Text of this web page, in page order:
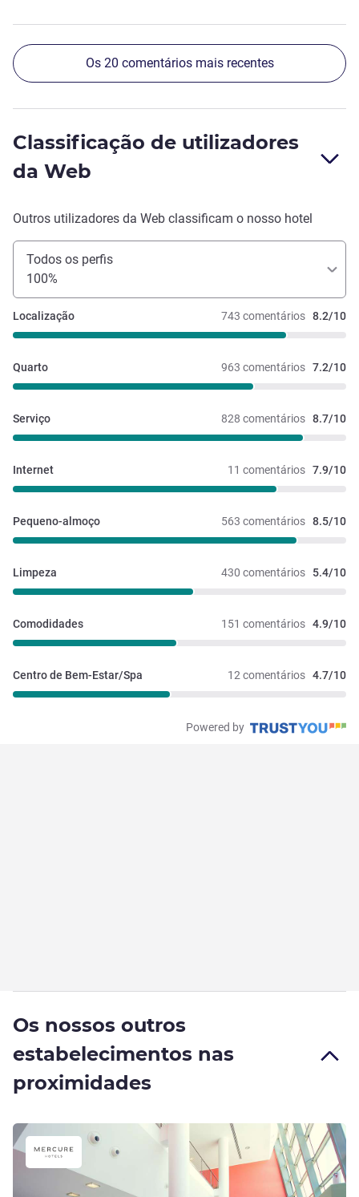
inconveniente, nota 10 para a hospedagem.
Os 20 comentários mais recentes
Classificação de utilizadores
da Web
Outros utilizadores da Web classificam o nosso hotel
Todos os perfis
100%
743 comentários 8.2/10
Localização
963 comentários 7.2/10
Quarto
828 comentários 8.7/10
Serviço
11 comentários 7.9/10
Internet
563 comentários 8.5/10
Pequeno-almoço
430 comentários 5.4/10
Limpeza
151 comentários 4.9/10
Comodidades
12 comentários 4.7/10
Centro de Bem-Estar/Spa
Powered by
Os nossos outros
estabelecimentos nas
proximidades